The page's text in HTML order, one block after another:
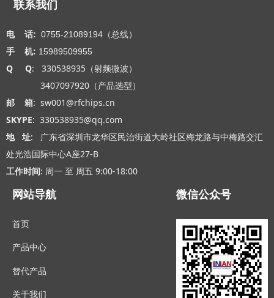
联系我们
电 话: 0755-21089194（总线）
手 机: 15989509955
Q Q: 330538935（射频微波）
3407097920（产品选型）
邮 箱: sw001@rfchips.cn
SKYPE: 330538935@qq.com
地 址: 广东省深圳市龙华区民治街道大岭社区梅龙路与中梅路交汇
处光浩国际中心A座27-B
工作时间: 周一 至 周五 9:00-18:00
网站导航
首页
产品中心
替代产品
关于我们
微信公众号